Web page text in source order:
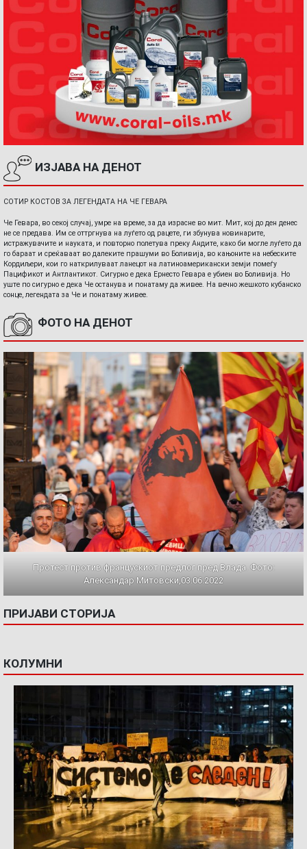
ИЗЈАВА НА ДЕНОТ
СОТИР КОСТОВ ЗА ЛЕГЕНДАТА НА ЧЕ ГЕВАРА
Че Гевара, во секој случај, умре на време, за да израсне во мит. Мит, кој до ден денес
не се предава. Им се оттргнува на луѓето од рацете, ги збунува новинарите,
истражувачите и науката, и повторно полетува преку Андите, како би могле луѓето да
го бараат и среќаваат во далеките прашуми во Боливија, во кањоните на небеските
Кордиљери, кои го наткрилуваат ланецот на латиноамерикански земји помеѓу
Пацификот и Антлантикот. Сигурно е дека Ернесто Гевара е убиен во Боливија. Но
уште по сигурно е дека Че останува и понатаму да живее. На вечно жешкото кубанско
сонце, легендата за Че и понатаму живее.
ФОТО НА ДЕНОТ
Протест против францускиот предлог пред Влада. Фото:
Александар Митовски,03.06.2022
ПРИЈАВИ СТОРИЈА
КОЛУМНИ